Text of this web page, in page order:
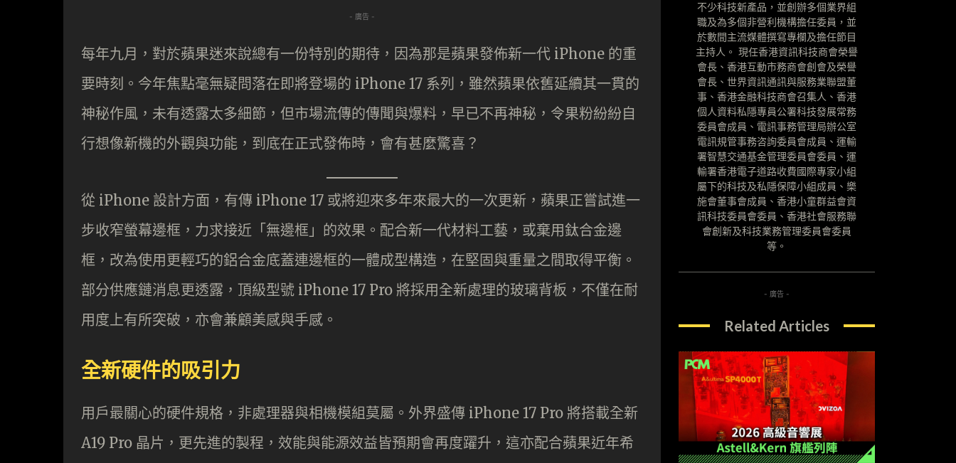
- 廣告 -
每年九月，對於蘋果迷來說總有一份特別的期待，因為那是蘋果發佈新一代 iPhone 的重
要時刻。今年焦點毫無疑問落在即將登場的 iPhone 17 系列，雖然蘋果依舊延續其一貫的
神秘作風，未有透露太多細節，但市場流傳的傳聞與爆料，早已不再神秘，令果粉紛紛自
行想像新機的外觀與功能，到底在正式發佈時，會有甚麼驚喜？
從 iPhone 設計方面，有傳 iPhone 17 或將迎來多年來最大的一次更新，蘋果正嘗試進一
步收窄螢幕邊框，力求接近「無邊框」的效果。配合新一代材料工藝，或棄用鈦合金邊
框，改為使用更輕巧的鋁合金底蓋連邊框的一體成型構造，在堅固與重量之間取得平衡。
部分供應鏈消息更透露，頂級型號 iPhone 17 Pro 將採用全新處理的玻璃背板，不僅在耐
用度上有所突破，亦會兼顧美感與手感。
全新硬件的吸引力
用戶最關心的硬件規格，非處理器與相機模組莫屬。外界盛傳 iPhone 17 Pro 將搭載全新
A19 Pro 晶片，更先進的製程，效能與能源效益皆預期會再度躍升，這亦配合蘋果近年希
不少科技新產品，並創辦多個業界組
職及為多個非營利機構擔任委員，並
於數間主流媒體撰寫專欄及擔任節目
主持人。 現任香港資訊科技商會榮譽
會長、香港互動市務商會創會及榮譽
會長、世界資訊通訊與服務業聯盟董
事、香港金融科技商會召集人、香港
個人資料私隱專員公署科技發展常務
委員會成員、電訊事務管理局辦公室
電訊規管事務咨詢委員會成員、運輸
署智慧交通基金管理委員會委員、運
輸署香港電子道路收費國際專家小組
屬下的科技及私隱保障小組成員、樂
施會董事會成員、香港小童群益會資
訊科技委員會委員、香港社會服務聯
會創新及科技業務管理委員會委員
等。
- 廣告 -
Related Articles